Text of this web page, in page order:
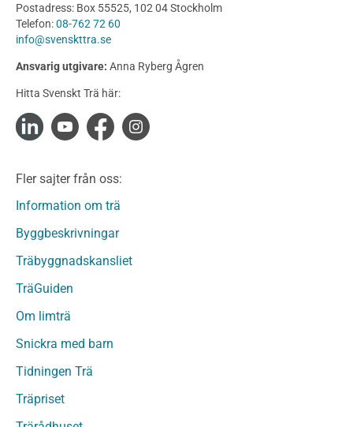
Produkter
Konstruktionsvirke
Konstruktionsvirke Behandlat
Konstruktionsvirke Fingerskarvat
Konstruktionsvirke Fingerskarvat Obehandlat
Limträ
Fanerträ
Fanerträ Obehandlat
Träpanel och Utvändig beklädnad Behandlat
Träpanel och utvändig beklädnad Obehandlat
Trägolv
Sågat virke
Sågat virke Behandlat
Övriga träprodukter
Postadress: Box 55525, 102 04 Stockholm
Telefon:08-762 72 60
info@svenskttra.se
Ansvarig utgivare: Anna Ryberg Ågren
Hitta Svenskt Trä här:
Fler sajter från oss:
Information om trä
Byggbeskrivningar
Träbyggnadskansliet
TräGuiden
Om limträ
Snickra med barn
Tidningen Trä
Träpriset